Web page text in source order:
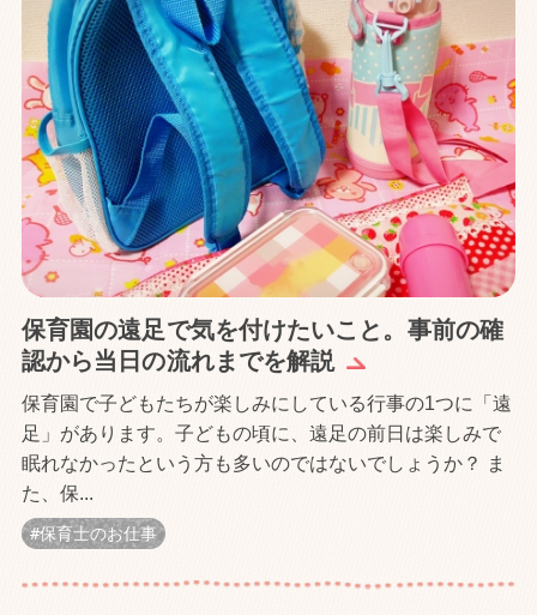
保育園の遠足で気を付けたいこと。事前の確
認から当日の流れまでを解説
保育園で子どもたちが楽しみにしている行事の1つに「遠
足」があります。子どもの頃に、遠足の前日は楽しみで
眠れなかったという方も多いのではないでしょうか？ ま
た、保...
保育士のお仕事